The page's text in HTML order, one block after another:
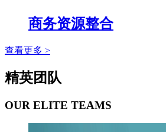
商务资源整合
查看更多 >
精英团队
OUR ELITE TEAMS